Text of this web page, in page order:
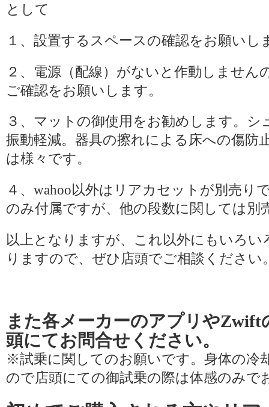
として
１、設置するスペースの確認をお願いし
２、電源（配線）がないと作動しません
ご確認をお願いします。
３、マットの御使用をお勧めします。
振動軽減。器具の擦れによる床への傷防
は様々です。
４、wahoo以外はリアカセットが別売り
のみ付属ですが、他の段数に関しては別
以上となりますが、これ以外にもいろ
りますので、ぜひ店頭でご相談ください
また各メーカーのアプリやZwift
頭にてお問合せください。
※試乗に関してのお願いです。身体の冷
ので店頭にての御試乗の際は体感のみで